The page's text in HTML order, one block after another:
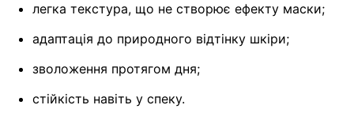
легка текстура, що не створює ефекту маски;
адаптація до природного відтінку шкіри;
зволоження протягом дня;
стійкість навіть у спеку.